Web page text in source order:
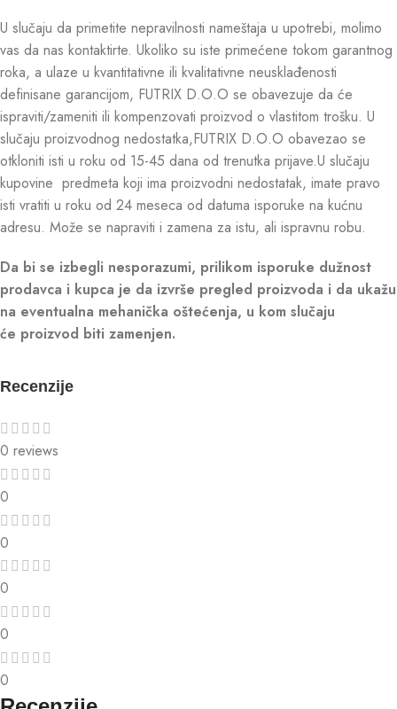
U slučaju da primetite nepravilnosti nameštaja u upotrebi, molimo
vas da nas kontaktirte. Ukoliko su iste primećene tokom garantnog
roka, a ulaze u kvantitativne ili kvalitativne neusklađenosti
definisane garancijom, FUTRIX D.O.O se obavezuje da će
ispraviti/zameniti ili kompenzovati proizvod o vlastitom trošku. U
slučaju proizvodnog nedostatka,FUTRIX D.O.O obavezao se
otkloniti isti u roku od 15-45 dana od trenutka prijave.U slučaju
kupovine predmeta koji ima proizvodni nedostatak, imate pravo
isti vratiti u roku od 24 meseca od datuma isporuke na kućnu
adresu. Može se napraviti i zamena za istu, ali ispravnu robu.
Da bi se izbegli nesporazumi, prilikom isporuke dužnost
prodavca i kupca je da izvrše pregled proizvoda i da ukažu
na eventualna mehanička oštećenja, u kom slučaju
će proizvod biti zamenjen.
Recenzije
0 reviews
0
0
0
0
0